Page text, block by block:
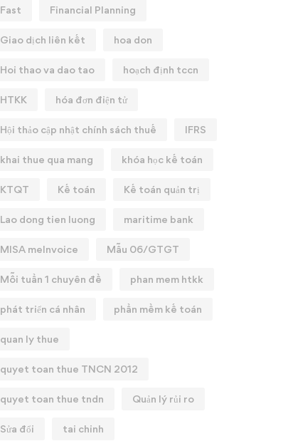
Fast Financial Planning
Giao dịch liên kết hoa don
Hoi thao va dao tao hoạch định tccn
HTKK hóa đơn điện tử
Hội thảo cập nhật chính sách thuế IFRS
khai thue qua mang khóa học kế toán
KTQT Kế toán Kế toán quản trị
Lao dong tien luong maritime bank
MISA meInvoice Mẫu 06/GTGT
Mỗi tuần 1 chuyên đề phan mem htkk
phát triển cá nhân phần mềm kế toán
quan ly thue
quyet toan thue TNCN 2012
quyet toan thue tndn Quản lý rủi ro
Sửa đổi tai chinh